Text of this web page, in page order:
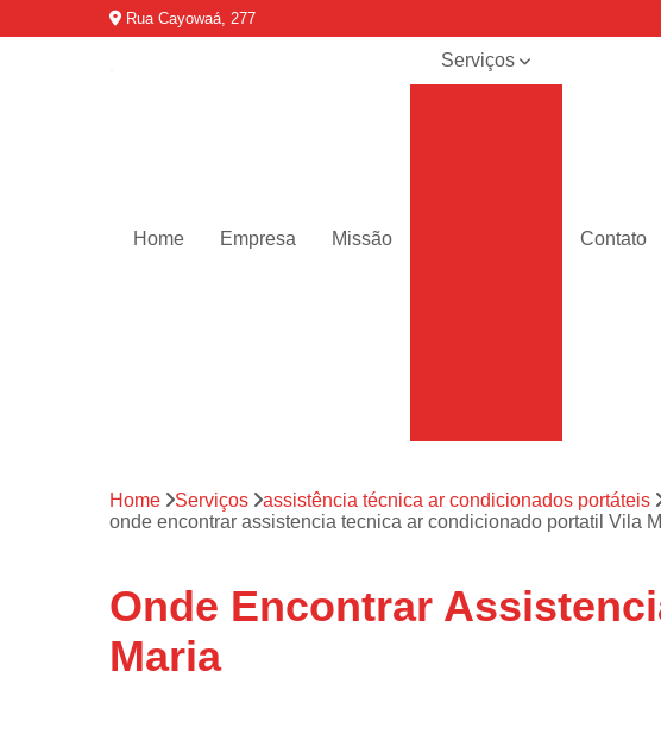
Rua Cayowaá, 277
Home Empresa Missão
Serviços
refrigeradores
técnica de
secadoras
fogão
Contato
Home Serviços assistência técnica ar condicionados portáteis
onde encontrar assistencia tecnica ar condicionado portatil Vila
Onde Encontrar
Maria